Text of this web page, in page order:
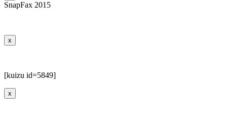
SnapFax 2015
x
[kuizu id=5849]
x